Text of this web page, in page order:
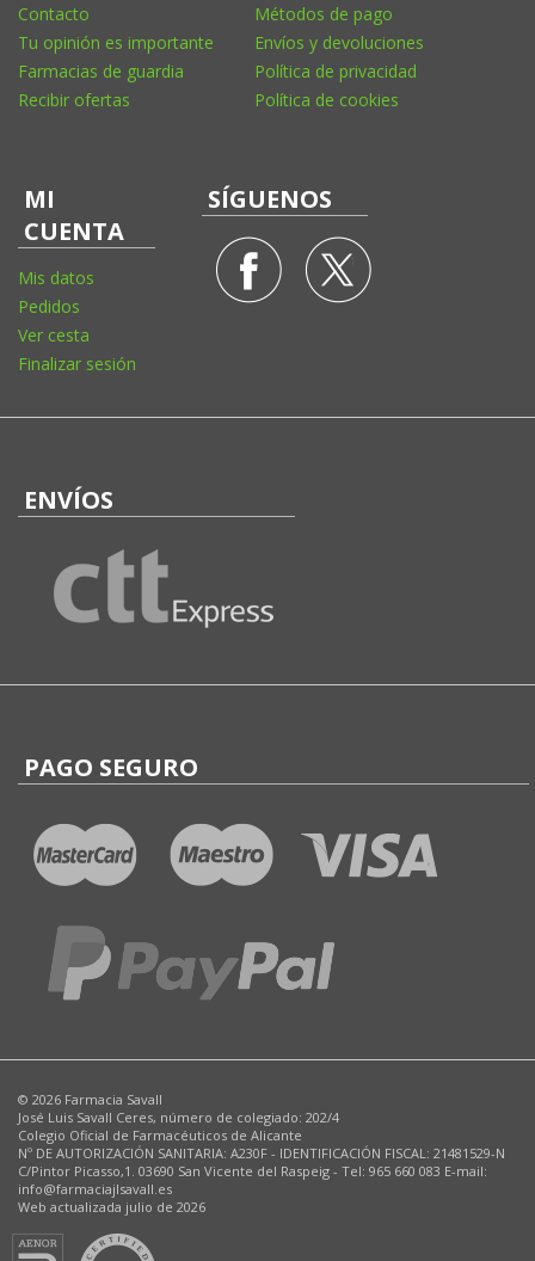
Contacto
Tu opinión es importante
Farmacias de guardia
Recibir ofertas
Métodos de pago
Envíos y devoluciones
Política de privacidad
Política de cookies
MI
CUENTA
Mis datos
Pedidos
Ver cesta
Finalizar sesión
SÍGUENOS
ENVÍOS
PAGO SEGURO
© 2026 Farmacia Savall
José Luis Savall Ceres, número de colegiado: 202/4
Colegio Oficial de Farmacéuticos de Alicante
Nº DE AUTORIZACIÓN SANITARIA: A230F - IDENTIFICACIÓN FISCAL: 21481529-N
C/Pintor Picasso,1. 03690 San Vicente del Raspeig - Tel: 965 660 083 E-mail:
info@farmaciajlsavall.es
Web actualizada julio de 2026